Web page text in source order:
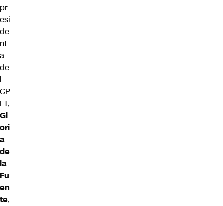
pr
esi
de
nt
a
de
l
CP
LT,
Gl
ori
a
de
la
Fu
en
te,